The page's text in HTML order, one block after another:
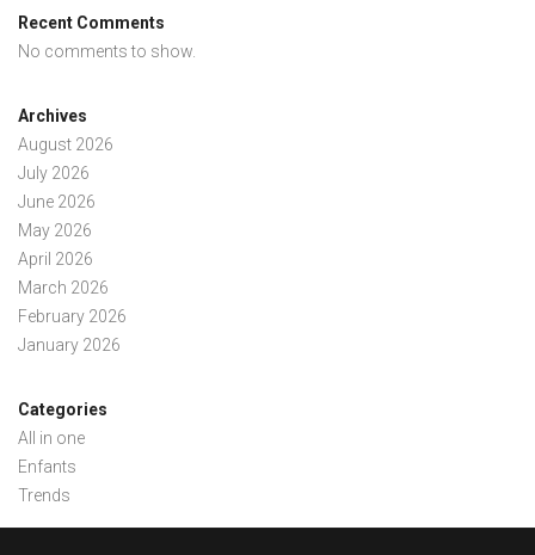
Recent Comments
No comments to show.
Archives
August 2026
July 2026
June 2026
May 2026
April 2026
March 2026
February 2026
January 2026
Categories
All in one
Enfants
Trends